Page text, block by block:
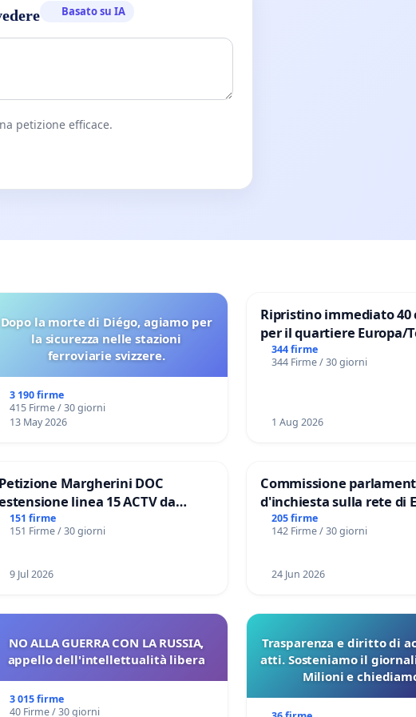
Basato su IA
petizione efficace.
Dopo la morte di Diégo, agiamo per
la sicurezza nelle stazioni
ferroviarie svizzere.
3 190 firme
415 Firme / 30 giorni
13 May 2026
Ripristino immediato 40
per il quartiere Europa/
di Aprilia
344 firme
344 Firme / 30 giorni
1 Aug 2026
Petizione Margherini DOC
linea 15 ACTV da
Marghera P.zza S. Antonio
all'aeroporto Marco Polo tariffa a
151 firme
151 Firme / 30 giorni
9 Jul 2026
Commissione
d'inchiesta sulla rete di
del Mossad: verità sugli
Files
205 firme
142 Firme / 30 giorni
24 Jun 2026
NO ALLA GUERRA CON LA RUSSIA,
appello dell'intellettualità libera
3 015 firme
40 Firme / 30 giorni
Trasparenza e diritto di
atti. Sosteniamo il
Milioni e
sulla Pedemontana